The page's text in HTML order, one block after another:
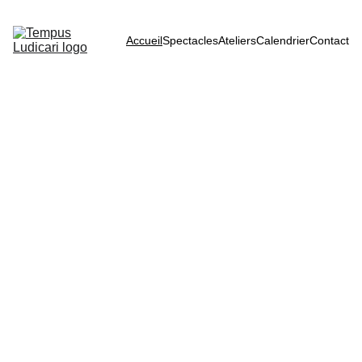
AccueilSpectaclesAteliersCalendrierContact